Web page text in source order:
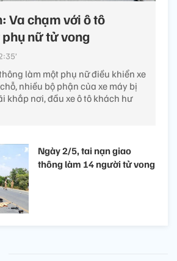
Va chạm với ô tô
nữ tử vong
làm một phụ nữ điều khiển xe
nhiều bộ phận của xe máy bị
khắp nơi, đầu xe ô tô khách hư
Ngày 2/5, tai nạn giao
thông làm 14 người tử vong